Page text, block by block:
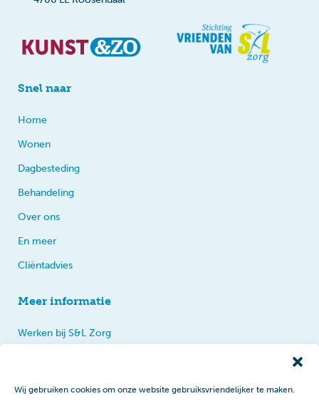
Wij gebruiken cookies om onze website gebruiksvriendelijker te maken.
Snel naar
Home
Wonen
Dagbesteding
Behandeling
Over ons
En meer
Cliëntadvies
Meer informatie
Werken bij S&L Zorg